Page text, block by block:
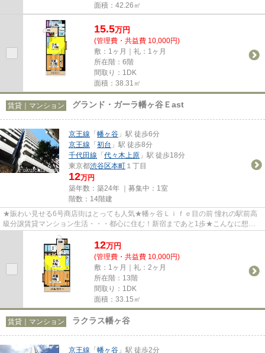
面積：42.26㎡
15.5万円
(管理費・共益費 10,000円)
敷：1ヶ月｜礼：1ヶ月
所在階：6階
間取り：1DK
面積：38.31㎡
賃貸｜マンション グランド・ガーラ幡ヶ谷Ｅast
京王線 「幡ヶ谷 」駅 徒歩6分
京王線 「初台 」駅 徒歩8分
千代田線 「代々木上原 」駅 徒歩18分
東京都渋谷区本町 １丁目
12万円
築年数：築24年 ｜募集中： 1室
階数：14階建
★賑わい見せる6号商店街はとっても人気★幡ヶ谷Ｌｉｆｅ目の前 憧れの駅前高
級分譲賃貸マンション生活・・・都心に住む！新宿まであと1歩★こんなに想像
膨らむ新生活は楽しみですね(＾◇...
12万円
(管理費・共益費 10,000円)
敷：1ヶ月｜礼：2ヶ月
所在階：13階
間取り：1DK
面積：33.15㎡
賃貸｜マンション ラクラス幡ヶ谷
京王線 「幡ヶ谷 」駅 徒歩2分